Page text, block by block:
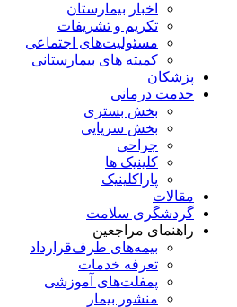
اخبار بیمارستان
تکریم و تشریفات
مسئولیت‌های اجتماعی
کمیته های بیمارستانی
پزشکان
خدمت درمانی
بخش بستری
بخش سرپایی
جراحی
کلینیک ها
پاراکلینیک
مقالات
گردشگری سلامت
راهنمای مراجعین
بیمه‌های طرف‌قرارداد
تعرفه خدمات
پمفلت‌های آموزشی
منشور بیمار